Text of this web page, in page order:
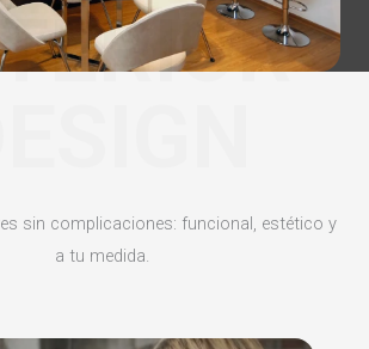
sin complicaciones: funcional, estético y
a tu medida.